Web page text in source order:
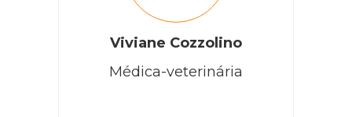
Viviane Cozzolino
Médica-veterinária